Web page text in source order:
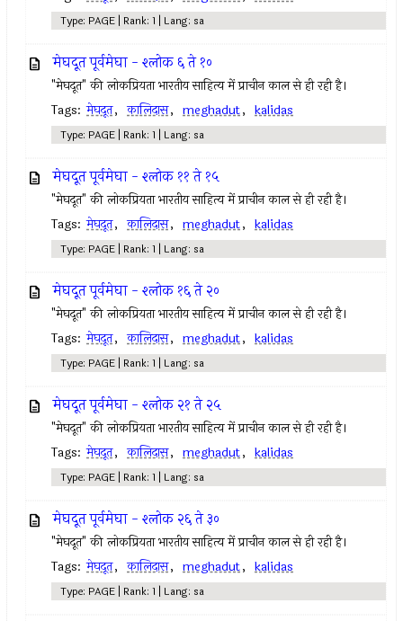
Type: PAGE | Rank: 1 | Lang: sa
मेघदूत पूर्वमेघा - श्लोक ६ ते १०
"मेघदूत" की लोकप्रियता भारतीय साहित्य में प्राचीन काल से ही रही है।
Tags: मेघदूत, कालिदास, meghadut, kalidas
Type: PAGE | Rank: 1 | Lang: sa
मेघदूत पूर्वमेघा - श्लोक ११ ते १५
"मेघदूत" की लोकप्रियता भारतीय साहित्य में प्राचीन काल से ही रही है।
Tags: मेघदूत, कालिदास, meghadut, kalidas
Type: PAGE | Rank: 1 | Lang: sa
मेघदूत पूर्वमेघा - श्लोक १६ ते २०
"मेघदूत" की लोकप्रियता भारतीय साहित्य में प्राचीन काल से ही रही है।
Tags: मेघदूत, कालिदास, meghadut, kalidas
Type: PAGE | Rank: 1 | Lang: sa
मेघदूत पूर्वमेघा - श्लोक २१ ते २५
"मेघदूत" की लोकप्रियता भारतीय साहित्य में प्राचीन काल से ही रही है।
Tags: मेघदूत, कालिदास, meghadut, kalidas
Type: PAGE | Rank: 1 | Lang: sa
मेघदूत पूर्वमेघा - श्लोक २६ ते ३०
"मेघदूत" की लोकप्रियता भारतीय साहित्य में प्राचीन काल से ही रही है।
Tags: मेघदूत, कालिदास, meghadut, kalidas
Type: PAGE | Rank: 1 | Lang: sa